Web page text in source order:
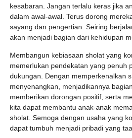
kesabaran. Jangan terlalu keras jika
dalam awal-awal. Terus dorong
sayang dan pengertian. Seiring
akan menjadi bagian dari kehidupan
Membangun kebiasaan sholat yang
memerlukan pendekatan yang penuh
dukungan. Dengan memperkenalkan
menyenangkan, menjadikannya
memberikan dorongan positif, serta
kita dapat membantu anak-anak
sholat. Semoga dengan usaha yang
dapat tumbuh menjadi pribadi yang